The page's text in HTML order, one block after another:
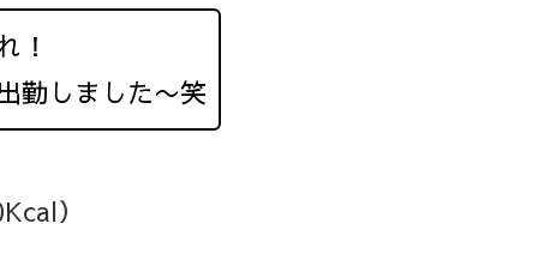
！
勤しました〜笑
）